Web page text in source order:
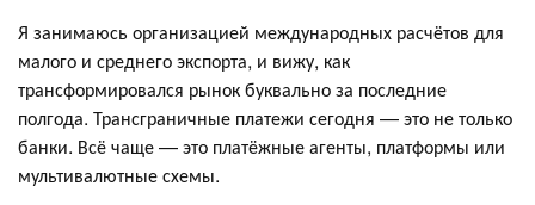
Я занимаюсь организацией международных расчётов для
малого и среднего экспорта, и вижу, как
трансформировался рынок буквально за последние
полгода. Трансграничные платежи сегодня — это не только
банки. Всё чаще — это платёжные агенты, платформы или
мультивалютные схемы.